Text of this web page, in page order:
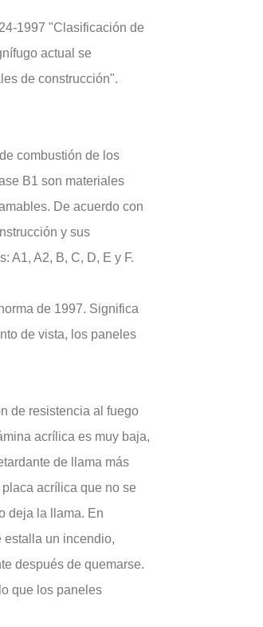
1997 "Clasificación de
actual se
de construcción".
combustión de los
B1 son materiales
De acuerdo con
y sus
A1, A2, B, C, D, E y F.
de 1997. Significa
de vista, los paneles
de resistencia al fuego
acrílica es muy baja,
de llama más
acrílica que no se
deja la llama. En
estalla un incendio,
después de quemarse.
que los paneles